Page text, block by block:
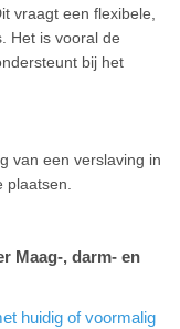
vraagt een flexibele,
Het is vooral de
bij het
van een verslaving in
plaatsen.
Maag-, darm- en
huidig of voormalig